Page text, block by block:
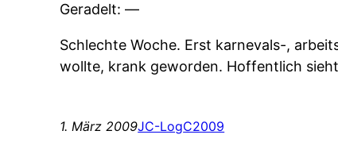
Geradelt: —
Schlechte Woche. Erst karnevals-,
wollte, krank geworden. Hoffentlich
1. März 2009JC-LogC2009